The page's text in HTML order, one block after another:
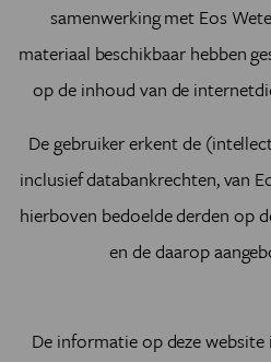
samenwerking met Eos
materiaal beschikbaar hebben
op de inhoud van de
De gebruiker erkent de
inclusief databankrechten, van
hierboven bedoelde derden op
en de daarop
De informatie op deze